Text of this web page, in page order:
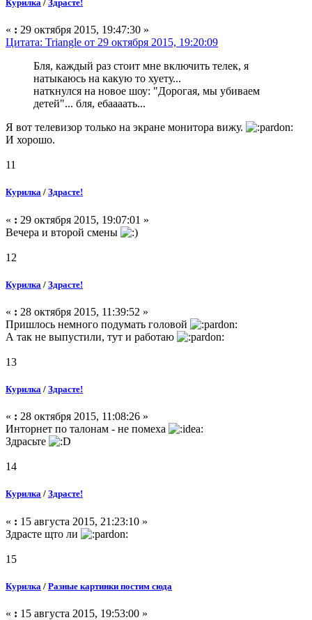
Курилка / Здрасте!
« : 29 октября 2015, 19:47:30 »
Цитата: Triangle от 29 октября 2015, 19:20:09
Бля, каждый раз стоит мне включить телек, я
натыкаюсь на какую то хуету...
наткнулся на новое шоу: "Дорогая, мы убиваем
детей"... бля, ебаааать...
Я вот телевизор только на экране монитора вижу.
И хорошо.
11
Курилка / Здрасте!
« : 29 октября 2015, 19:07:01 »
Вечера и второй смены
12
Курилка / Здрасте!
« : 28 октября 2015, 11:39:52 »
Пришлось немного подумать головой
А так не выпустили, тут и работаю
13
Курилка / Здрасте!
« : 28 октября 2015, 11:08:26 »
Инторнет по талонам - не помеха
Здрасьте
14
Курилка / Здрасте!
« : 15 августа 2015, 21:23:10 »
Здрасте щто ли
15
Курилка / Разные картинки постим сюда
« : 15 августа 2015, 19:53:00 »